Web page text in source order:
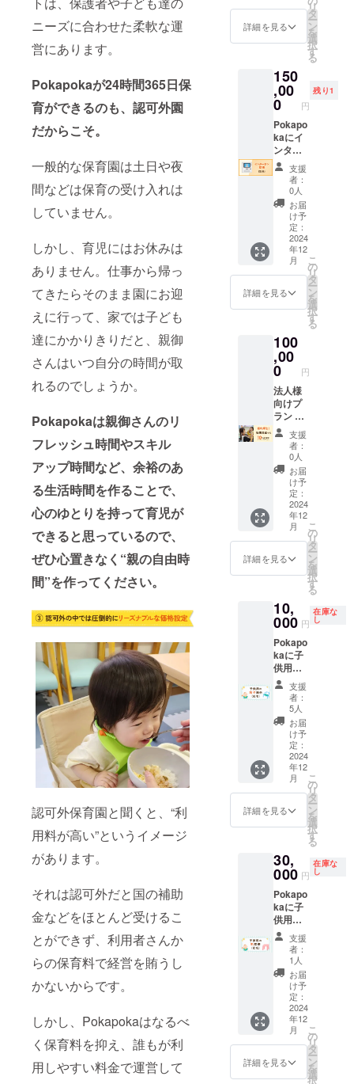
ニーズに合わせた柔軟な運
営にあります。
Pokapokaが24時間365日保
育ができるのも、認可外園
だからこそ。
一般的な保育園は土日や夜
間などは保育の受け入れは
していません。
しかし、育児にはお休みは
ありません。仕事から帰っ
てきたらそのまま園にお迎
えに行って、家では子ども
達にかかりきりだと、親御
さんはいつ自分の時間が取
れるのでしょうか。
Pokapokaは親御さんのリ
フレッシュ時間やスキル
アップ時間など、余裕のあ
る生活時間を作ることで、
心のゆとりを持って育児が
できると思っているので、
ぜひ心置きなく“親の自由時
間”を作ってください。
認可外保育園と聞くと、“利
用料が高い”というイメージ
があります。
それは認可外だと国の補助
金などをほとんど受けるこ
とができず、利用者さんか
らの保育料で経営を賄うし
かないからです。
しかし、Pokapokaはなるべ
く保育料を抑え、誰もが利
用しやすい料金で運営して
に支援
者様の
お名前
(5cm×5
記載さ
せてい
ただき
ます 備
考欄に
記載し
たいお
名前を
ご記載
願いま
す
詳細を見る
リ
タ
ー
ン
を
選
択
す
る
150
,00
0 円
残り1
Pokapo
kaにイ
ンター
ホンを1
セット
提供で
きる権
利です
購入し
たイン
ターホ
ンに支
援者様
のお名
前
(5cm×5
記載さ
せてい
ただき
ます 備
考欄に
記載し
たいお
名前を
ご記載
願いま
す
支援
者：
0人
お届
け予
定：
2024
年12
月
詳細を見る
こ
の
リ
タ
ー
ン
を
選
択
す
る
100
,00
0 円
法人様
向けプ
ラン 御
社の従
業員様
であれ
ばどな
たでも
使える
Pokapo
kaの
10％割
引チ
ケット
をお渡
ビー
シッ
ター
サービ
スをご
利用の
場合、
現地ま
での交
通費は
別途実
費分の
ご負担
をお願
い致し
ます ご
利用の
ルにて
お送り
す 有効
期限：
2025年
11月末
支援
者：
0人
お届
け予
定：
2024
年12
月
詳細を見る
こ
の
リ
タ
ー
ン
を
選
択
す
る
10,
000 円
在庫な
し
Pokapo
kaに子
供用の
椅子を1
脚提供
できる
権利で
す 購入
した椅
子に支
援者様
のお名
前
(5cm×5
cm)を
ただき
ます 備
考欄に
記載し
たいお
名前を
ご記載
願いま
支援
者：
5人
お届
け予
定：
2024
年12
月
詳細を見る
こ
の
リ
タ
ー
ン
を
選
択
す
る
30,
000 円
在庫な
し
Pokapo
kaに子
供用の
机を1つ
提供で
きる権
利です
購入し
た机に
支援者
様のお
名前
(5cm×5
cm)を
記載さ
支援
者：
1人
お届
け予
定：
2024
年12
月
詳細を見る
こ
の
リ
タ
ー
ン
を
選
択